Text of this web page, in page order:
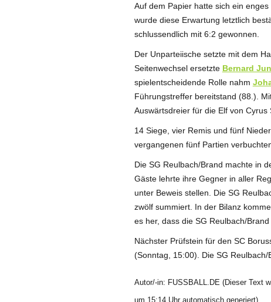
Auf dem Papier hatte sich ein
wurde diese Erwartung letztlich
schlussendlich mit 6:2 gewonnen.
Der Unparteiische setzte mit dem
Seitenwechsel ersetzte Bernard
spielentscheidende Rolle nahm
Führungstreffer bereitstand (88.).
Auswärtsdreier für die Elf von
14 Siege, vier Remis und fünf
vergangenen fünf Partien
Die SG Reulbach/Brand machte in
Gäste lehrte ihre Gegner in aller
unter Beweis stellen. Die SG
zwölf summiert. In der Bilanz
es her, dass die SG Reulbach/
Nächster Prüfstein für den SC
(Sonntag, 15:00). Die SG
Autor/-in: FUSSBALL.DE (Dieser Text
um 15:14 Uhr automatisch generiert)